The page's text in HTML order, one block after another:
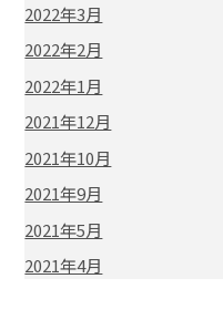
2022年3月
2022年2月
2022年1月
2021年12月
2021年10月
2021年9月
2021年5月
2021年4月